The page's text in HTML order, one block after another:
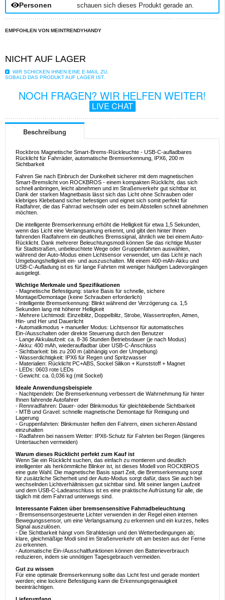
Personen schauen sich dieses Produkt gerade an.
EMPFOHLEN VON MEINTRENDYHANDY
NICHT AUF LAGER
WIR SCHICKEN IHNEN EINE E-MAIL ZU,
SOBALD DAS PRODUKT AUF LAGER IST.
NOCH FRAGEN? WIR HELFEN WEITER!
LIVE CHAT
Beschreibung
Rockbros Magnetische Smart-Brems-Rückleuchte - USB-C-aufladbares
Rücklicht für Fahrräder, automatische Bremserkennung, IPX6, 200 m
Sichtbarkeit
Fahren Sie nach Einbruch der Dunkelheit sicherer mit dem magnetischen
Smart-Bremslicht von ROCKBROS - einem kompakten Rücklicht, das sich
schnell anbringen, leicht abnehmen und im Straßenverkehr gut sichtbar ist.
Dank der starken Magnetbasis lässt sich das Licht ohne Schrauben oder
klebriges Klebeband sicher befestigen und eignet sich somit perfekt für
Radfahrer, die das Fahrrad wechseln oder es beim Abstellen schnell abnehmen
möchten.
Die intelligente Bremserkennung erhöht die Helligkeit für etwa 1,5 Sekunden,
wenn das Licht eine Verlangsamung erkennt, und gibt den hinter Ihnen
fahrenden Radfahrern ein deutliches Bremssignal, ähnlich wie bei einem Auto-
Rücklicht. Dank mehrerer Beleuchtungsmodi können Sie das richtige Muster
für Stadtstraßen, unbeleuchtete Wege oder Gruppenfahrten auswählen,
während der Auto-Modus einen Lichtsensor verwendet, um das Licht je nach
Umgebungshelligkeit ein- und auszuschalten. Mit einem 400-mAh-Akku und
USB-C-Aufladung ist es für lange Fahrten mit weniger häufigen Ladevorgängen
ausgelegt.
Wichtige Merkmale und Spezifikationen
- Magnetische Befestigung: starke Basis für schnelle, sichere
Montage/Demontage (keine Schrauben erforderlich)
- Intelligente Bremserkennung: Blinkt während der Verzögerung ca. 1,5
Sekunden lang mit höherer Helligkeit
- Mehrere Lichtmodi: Einzelblitz, Doppelblitz, Strobe, Wassertropfen, Atmen,
Hin- und Her und Dauerlicht
- Automatikmodus + manueller Modus: Lichtsensor für automatisches
Ein-/Ausschalten oder direkte Steuerung durch den Benutzer
- Lange Akkulaufzeit: ca. 8-36 Stunden Betriebsdauer (je nach Modus)
- Akku: 400 mAh, wiederaufladbar über USB-C-Anschluss
- Sichtbarkeit: bis zu 200 m (abhängig von der Umgebung)
- Wasserdichtigkeit: IPX6 für Regen und Spritzwasser
- Materialien: Rücklicht PC+ABS, Sockel Silikon + Kunststoff + Magnet
- LEDs: 0603 rote LEDs
- Gewicht: ca. 0,036 kg (mit Sockel)
Ideale Anwendungsbeispiele
- Nachtpendeln: Die Bremserkennung verbessert die Wahrnehmung für hinter
Ihnen fahrende Autofahrer
- Rennradfahren: Dauer- oder Blinkmodus für gleichbleibende Sichtbarkeit
- MTB und Gravel: schnelle magnetische Demontage für Reinigung und
Lagerung
- Gruppenfahrten: Blinkmuster helfen den Fahrern, einen sicheren Abstand
einzuhalten
- Radfahren bei nassem Wetter: IPX6-Schutz für Fahrten bei Regen (längeres
Untertauchen vermeiden)
Warum dieses Rücklicht perfekt zum Kauf ist
Wenn Sie ein Rücklicht suchen, das einfach zu montieren und deutlich
intelligenter als herkömmliche Blinker ist, ist dieses Modell von ROCKBROS
eine gute Wahl. Die magnetische Basis spart Zeit, die Bremserkennung sorgt
für zusätzliche Sicherheit und der Auto-Modus sorgt dafür, dass Sie auch bei
wechselnden Lichtverhältnissen gut sichtbar sind. Mit seiner langen Laufzeit
und dem USB-C-Ladeanschluss ist es eine praktische Aufrüstung für alle, die
täglich mit dem Fahrrad unterwegs sind.
Interessante Fakten über bremsensensitive Fahrradbeleuchtung
- Bremsensensorgesteuerte Lichter verwenden in der Regel einen internen
Bewegungssensor, um eine Verlangsamung zu erkennen und ein kurzes, helles
Signal auszulösen.
- Die Sichtbarkeit hängt vom Strahldesign und den Wetterbedingungen ab;
klare, gleichmäßige Modi sind im Straßenverkehr oft am besten aus der Ferne
zu erkennen.
- Automatische Ein-/Ausschaltfunktionen können den Batterieverbrauch
reduzieren, indem sie unnötigen Tagesgebrauch vermeiden.
Gut zu wissen
Für eine optimale Bremserkennung sollte das Licht fest und gerade montiert
werden; eine lockere Befestigung kann die Erkennungsgenauigkeit
beeinträchtigen.